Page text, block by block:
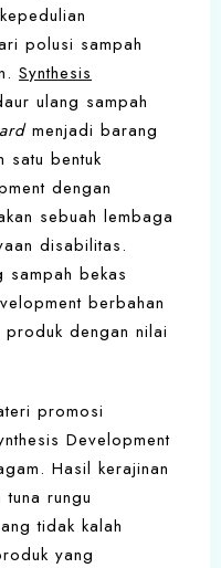
polusi sampah
Synthesis
ulang sampah
menjadi barang
satu bentuk
dengan
sebuah lembaga
disabilitas.
sampah bekas
berbahan
produk dengan nilai
promosi
Development
Hasil kerajinan
rungu
tidak kalah
yang